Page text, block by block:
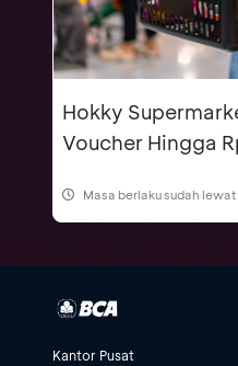
Hokky
Voucher Hingga
Masa berlaku sudah lewat
Kantor Pusat